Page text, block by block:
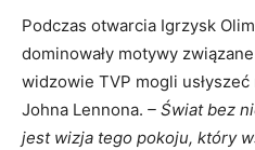
Podczas otwarcia Igrzysk
dominowały motywy
widzowie TVP mogli usłyszeć
Johna Lennona. – Świat bez
jest wizja tego pokoju, który